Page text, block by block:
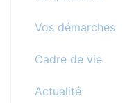
Vos démarches
Cadre de vie
Actualité